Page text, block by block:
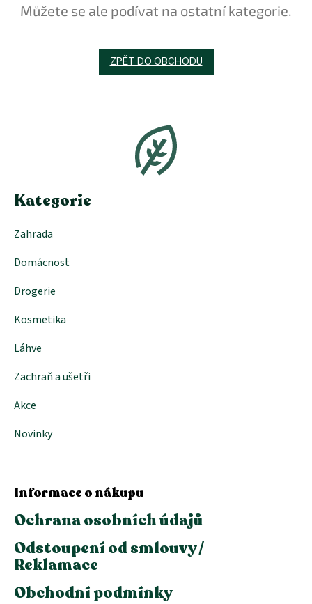
Můžete se ale podívat na ostatní kategorie.
ZPĚT DO OBCHODU
a
Kategorie
Zahrada
Domácnost
Drogerie
Kosmetika
Láhve
Zachraň a ušetři
Akce
Novinky
Informace o nákupu
Ochrana osobních údajů
Odstoupení od smlouvy /
Reklamace
Obchodní podmínky